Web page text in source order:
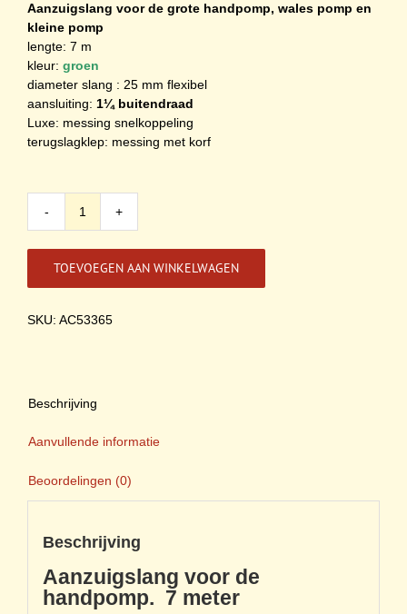
Aanzuigslang voor de grote handpomp, wales pomp en
kleine pomp
lengte: 7 m
kleur: groen
diameter slang : 25 mm flexibel
aansluiting: 1¼ buitendraad
Luxe: messing snelkoppeling
terugslagklep: messing met korf
Aanzuigslang
handpomp.
meter
TOEVOEGEN AAN WINKELWAGEN
SKU: AC53365
Beschrijving
Aanvullende informatie
Beoordelingen (0)
Beschrijving
Aanzuigslang voor de
handpomp. 7 meter